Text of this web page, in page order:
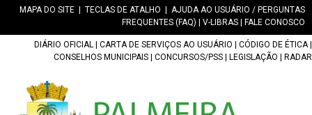
MAPA DO SITE TECLAS DE ATALHO
AJUDA AO USUÁRIO / PERGUNTAS
FREQUENTES (FAQ)
V-LIBRAS FALE CONOSCO
DIÁRIO OFICIAL CARTA DE SERVIÇOS AO USUÁRIO CÓDIGO DE ÉTICA|
CONSELHOS MUNICIPAIS
CONCURSOS/PSS LEGISLAÇÃO RADAR